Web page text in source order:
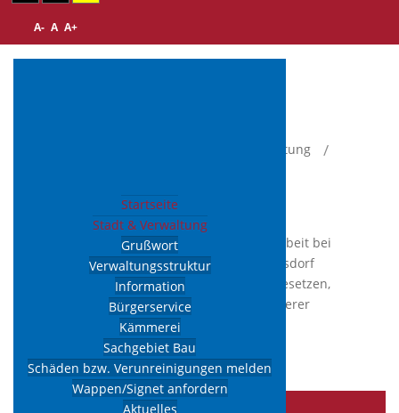
A- A A+
Startseite
Stadt & Verwaltung
Grußwort
Verwaltungsstruktur
Information
Bürgerservice
Kämmerei
Sachgebiet Bau
Schäden bzw. Verunreinigungen melden
Wappen/Signet anfordern
Aktuelles
Stadt & Verwaltung
Stellenausschreibungen
Wir freuen uns, dass Sie sich für die Arbeit bei
der Verwaltung der Stadt Ehrenfriedersdorf
interessieren. Sind offene Stellen zu besetzen,
finden Sie an dieser Stelle und auf unserer
Facebook-Seite die entsprechenden
Informationen.
& Verwaltung